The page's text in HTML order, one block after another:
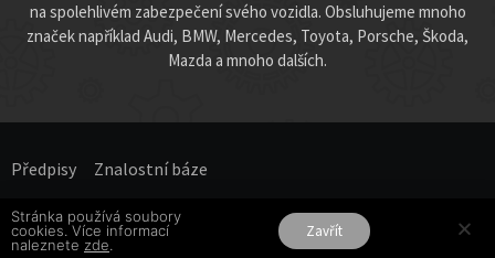
na spolehlivém zabezpečení svého vozidla. Obsluhujeme mnoho
značek například Audi, BMW, Mercedes, Toyota, Porsche, Škoda,
Mazda a mnoho dalších.
Předpisy Znalostní báze​
Všechna práva vyhrazena.
Stránka používá soubory
cookies. Více informací
naleznete zde
Zavřít